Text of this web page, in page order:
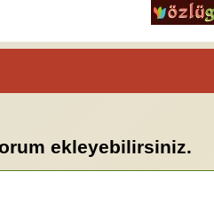
ekleyebilirsiniz.